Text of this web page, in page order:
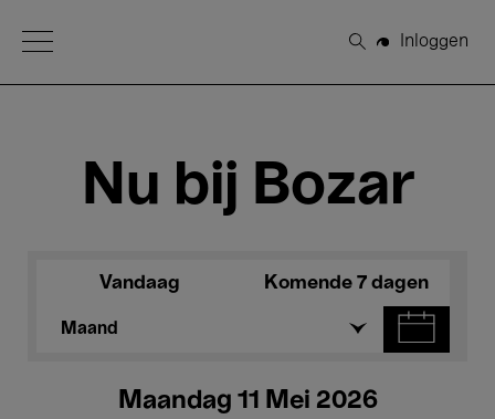
Open Menu
Zoeken
Inloggen
Nu bij Bozar
Vandaag Komende 7 dagen
Maand
Maandag 11 Mei 2026